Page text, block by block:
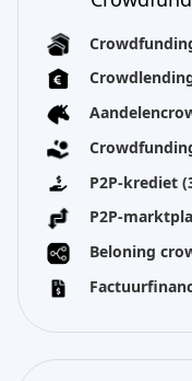
P2P-krediet
P2P-
Beloning